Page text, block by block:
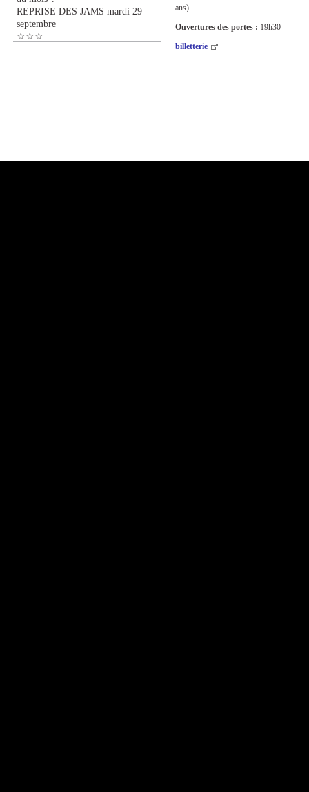
REPRISE DES JAMS mardi 29
septembre
☆☆☆
ans)
Ouvertures des portes : 19h30
billetterie